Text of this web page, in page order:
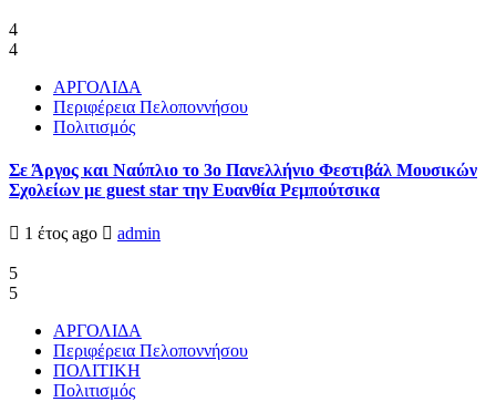
4
4
ΑΡΓΟΛΙΔΑ
Περιφέρεια Πελοποννήσου
Πολιτισμός
Σε Άργος και Ναύπλιο το 3ο Πανελλήνιο Φεστιβάλ Μουσικών
Σχολείων με guest star την Ευανθία Ρεμπούτσικα
1 έτος ago admin
5
5
ΑΡΓΟΛΙΔΑ
Περιφέρεια Πελοποννήσου
ΠΟΛΙΤΙΚΗ
Πολιτισμός